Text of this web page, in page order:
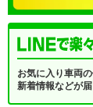
お気に入り車両
新着情報などが届